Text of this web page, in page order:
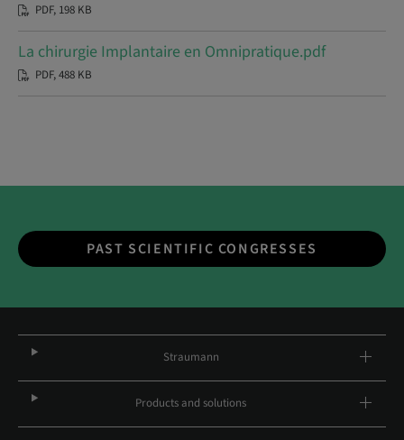
PDF, 198 KB
La chirurgie Implantaire en Omnipratique.pdf
PDF, 488 KB
PAST SCIENTIFIC CONGRESSES
Straumann
Products and solutions